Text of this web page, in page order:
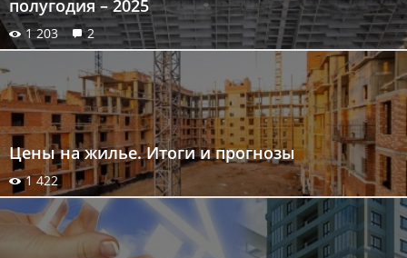
полугодия – 2025
1 203 2
Цены на жилье. Итоги и прогнозы
1 422